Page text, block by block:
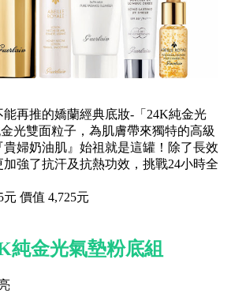
再推的嬌蘭經典底妝-「24K純金光
光雙面粒子，為肌膚帶來獨特的高級
婦奶油肌』始祖就是這罐！除了長效
強了抗汗及抗熱功效，挑戰24小時全
元 價值 4,725元
純金光氣墊粉底組